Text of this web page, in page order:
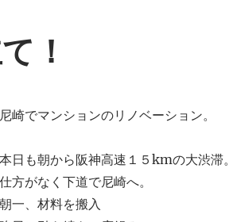
！
尼崎でマンションのリノベーション。
本日も朝から阪神高速１５kmの大渋滞。
仕方がなく下道で尼崎へ。
朝一、材料を搬入